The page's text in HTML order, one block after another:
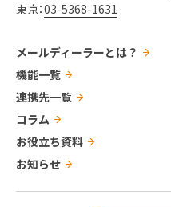
東京：03-5368-1631
メールディーラーとは？
機能一覧
連携先一覧
コラム
お役立ち資料
お知らせ